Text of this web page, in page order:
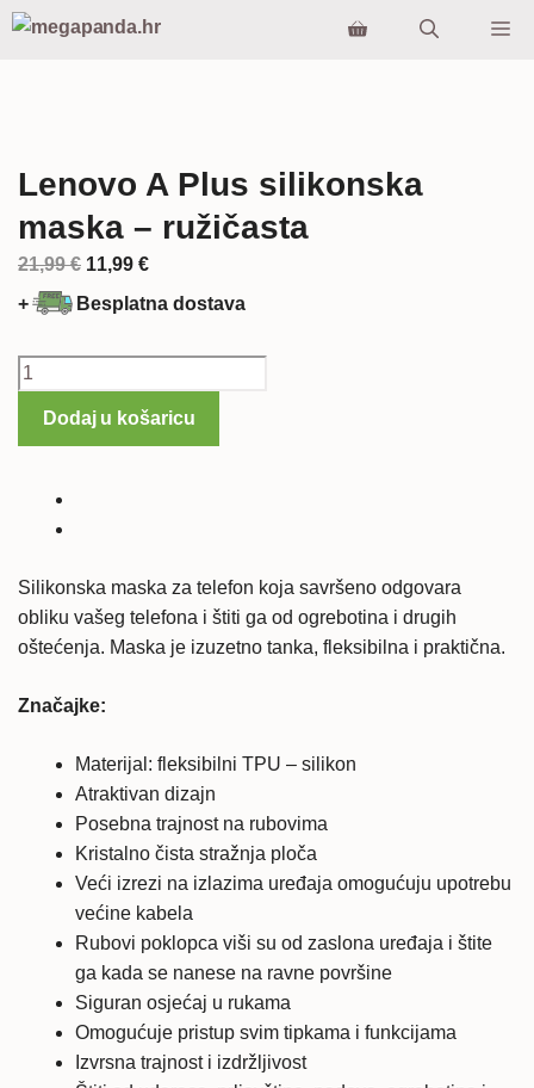
Preskoči
Lenovo A Plus silikonska
maska – ružičasta
21,99€ Izvorna
cijena
je:
11,99 €Trenutna
cijena
11,99 €.
+ Besplatna dostava
Lenovo
Plus
količina
Dodaj u košaricu
Silikonska maska za telefon koja savršeno odgovara
obliku vašeg telefona i štiti ga od ogrebotina i drugih
oštećenja. Maska je izuzetno tanka, fleksibilna i praktična.
Značajke:
Materijal: fleksibilni TPU – silikon
Atraktivan dizajn
Posebna trajnost na rubovima
Kristalno čista stražnja ploča
Veći izrezi na izlazima uređaja omogućuju upotrebu
većine kabela
Rubovi poklopca viši su od zaslona uređaja i štite
ga kada se nanese na ravne površine
Siguran osjećaj u rukama
Omogućuje pristup svim tipkama i funkcijama
Izvrsna trajnost i izdržljivost